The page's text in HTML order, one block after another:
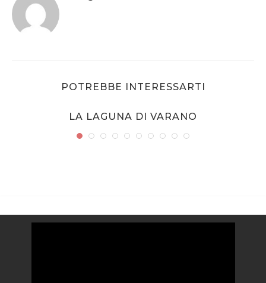
POTREBBE INTERESSARTI
LA LAGUNA DI VARANO